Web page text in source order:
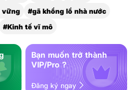
vững
#gã khổng lồ nhà nước
#Kinh tế vĩ mô
Bạn muốn trở thành
VIP/Pro ?
Đăng ký ngay